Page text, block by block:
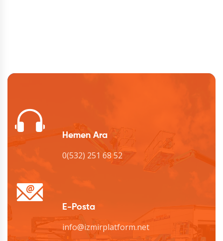
Hemen Ara
0(532) 251 68 52
E-Posta
info@izmirplatform.net